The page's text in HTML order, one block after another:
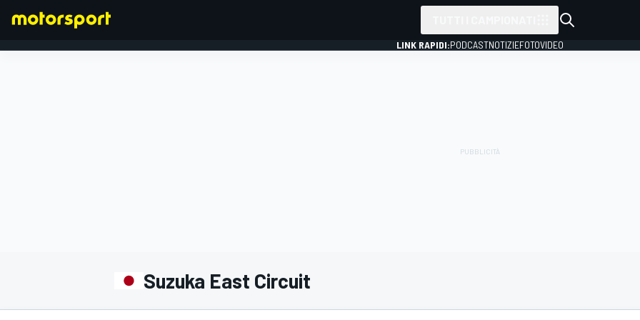
LINK RAPIDI:PODCASTNOTIZIEFOTOVIDEO
Suzuka East Circuit